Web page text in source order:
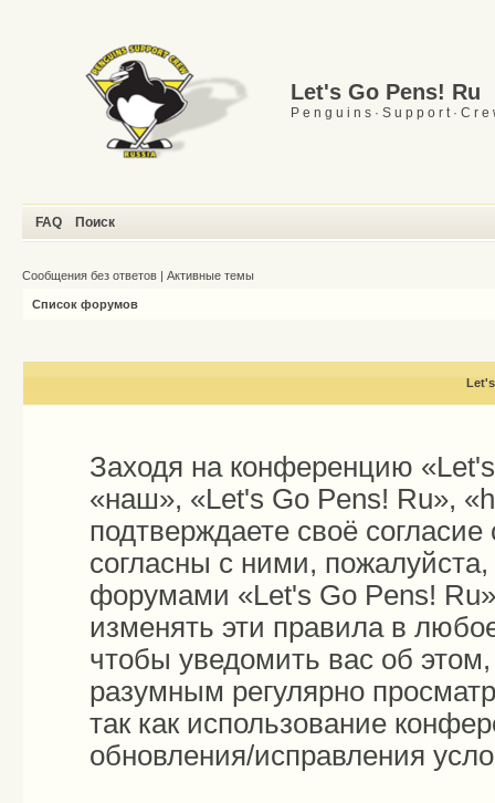
Let's Go Pens! Ru
P e n g u i n s · S u p p o r t · C r e
FAQ Поиск
Сообщения без ответов | Активные темы
Список форумов
Заходя на конференцию
«наш», «Let's Go Pens! Ru»,
подтверждаете своё
согласны с ними,
форумами «Let's Go Pens!
изменять эти правила в
чтобы уведомить вас об
разумным регулярно
так как использование
обновления/исправления